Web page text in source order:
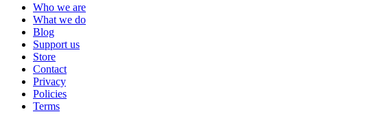
Who we are
What we do
Blog
Support us
Store
Contact
Privacy
Policies
Terms